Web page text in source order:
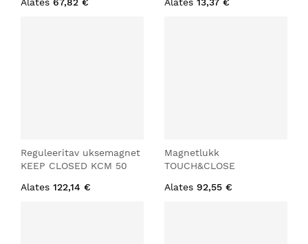
Reguleeritav uksemagnet
KEEP CLOSED KCM 50
Alates 122,14 €
Magnetlukk
TOUCH&CLOSE
Alates 92,55 €